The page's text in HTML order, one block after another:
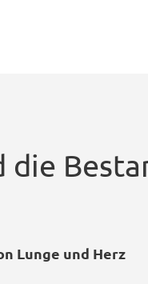
die
Lunge und Herz